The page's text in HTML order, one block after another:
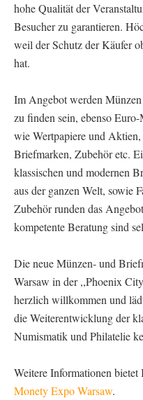
hohe Qualität der
Besucher zu garantieren.
weil der Schutz der Käufer
hat.
Im Angebot werden
zu finden sein, ebenso
wie Wertpapiere und
Briefmarken, Zubehör etc.
klassischen und modernen
aus der ganzen Welt, sowie
Zubehör runden das
kompetente Beratung sind
Die neue Münzen- und
Warsaw in der ,,Phoenix
herzlich willkommen und
die Weiterentwicklung der
Numismatik und Philatelie
Weitere Informationen bietet
Monety Expo Warsaw.